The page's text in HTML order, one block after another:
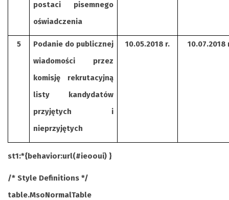
postaci pisemnego
oświadczenia
5
Podanie do publicznej
wiadomości przez
komisję rekrutacyjną
listy kandydatów
przyjętych i
nieprzyjętych
10.05.2018 r. 10.07.2018
st1:*{behavior:url(#ieooui) }
/* Style Definitions */
table.MsoNormalTable